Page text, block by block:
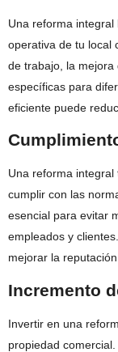
Una reforma
operativa de tu local
de trabajo, la
específicas para
eficiente puede
Una reforma
cumplir con las
esencial para evitar
empleados y
mejorar la
Incremento
Invertir en una
propiedad